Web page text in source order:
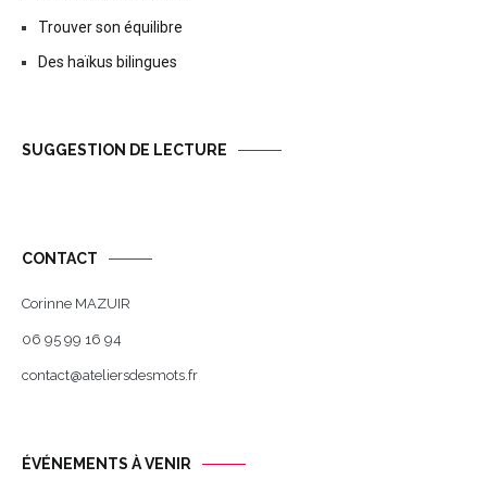
Trouver son équilibre
Des haïkus bilingues
SUGGESTION DE LECTURE
CONTACT
Corinne MAZUIR
06 95 99 16 94
contact@ateliersdesmots.fr
ÉVÉNEMENTS À VENIR